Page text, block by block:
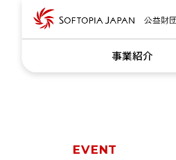
事業紹介
EVENT